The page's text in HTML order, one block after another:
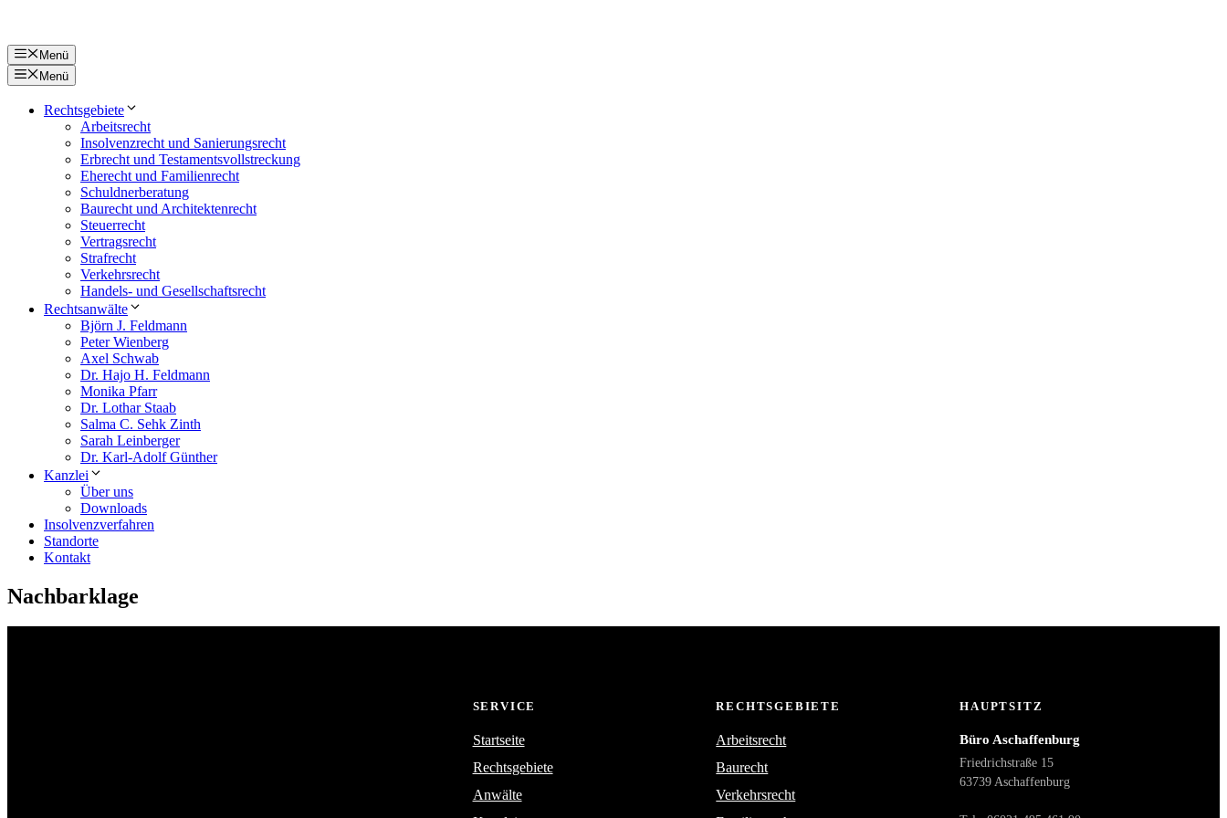
springen
Menü
Menü
Rechtsgebiete
Arbeitsrecht
Insolvenzrecht und Sanierungsrecht
Erbrecht und Testamentsvollstreckung
Eherecht und Familienrecht
Schuldnerberatung
Baurecht und Architektenrecht
Steuerrecht
Vertragsrecht
Strafrecht
Verkehrsrecht
Handels- und Gesellschaftsrecht
Rechtsanwälte
Björn J. Feldmann
Peter Wienberg
Axel Schwab
Dr. Hajo H. Feldmann
Monika Pfarr
Dr. Lothar Staab
Salma C. Sehk Zinth
Sarah Leinberger
Dr. Karl-Adolf Günther
Kanzlei
Über uns
Downloads
Insolvenzverfahren
Standorte
Kontakt
Nachbarklage
SERVICE
Startseite
Rechtsgebiete
Anwälte
RECHTSGEBIETE
Arbeitsrecht
Baurecht
Verkehrsrecht
HAUPTSITZ
Büro Aschaffenburg
Friedrichstraße 15
63739 Aschaffenburg